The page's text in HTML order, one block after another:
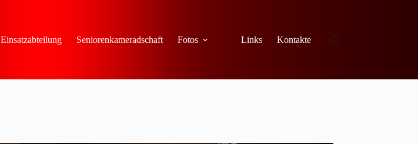
Einsatzabteilung Seniorenkameradschaft Fotos Links Kontakte